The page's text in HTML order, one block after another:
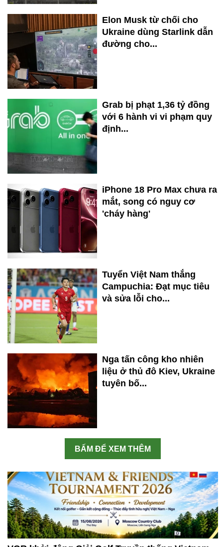
Elon Musk từ chối cho
Ukraine dùng Starlink dẫn
đường cho...
Grab bị phạt 1,36 tỷ đồng
với 6 hành vi vi phạm quy
định...
iPhone 18 Pro Max chưa ra
mắt, song có nguy cơ
'cháy hàng'
Tuyển Việt Nam thắng
Campuchia: Đạt mục tiêu
và sửa lỗi cho...
Nga tấn công kho nhiên
liệu ở thủ đô Kiev, Ukraine
tuyên bố...
BẤM ĐỂ XEM THÊM